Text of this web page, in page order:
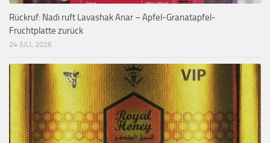
Rückruf: Nadi ruft Lavashak Anar – Apfel-Granatapfel-
Fruchtplatte zurück
24 JULI, 2026